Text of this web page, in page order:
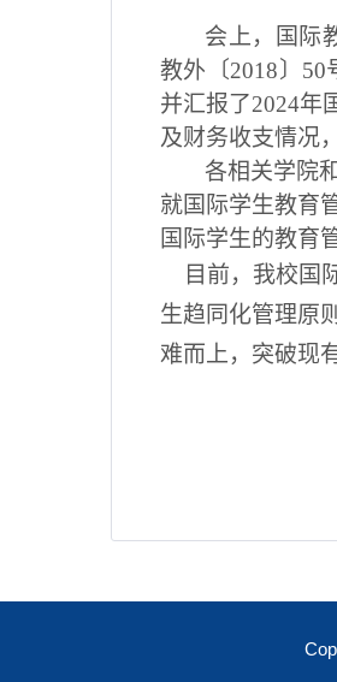
会上，国际
教外〔2018〕
并汇报了2024年
及财务收支情况
各相关学院
就国际学生教育
国际学生的教育
目前，我校国
生趋同化管理原
难而上，突破现